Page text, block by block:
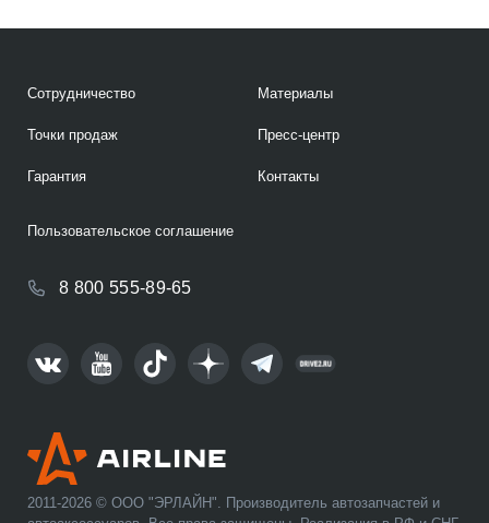
2011-2026 © ООО "ЭРЛАЙН". Производитель автозапчастей и
Сотрудничество
Точки продаж
Гарантия
Материалы
Пресс-центр
Контакты
8 800 555-89-65
Пользовательское соглашение